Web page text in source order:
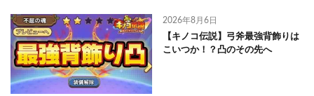
2026年8月6日
【キノコ伝説】弓斧最強背飾りは
こいつか！？凸のその先へ